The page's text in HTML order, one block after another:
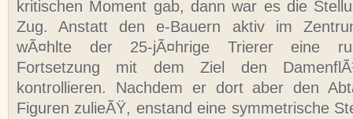
kritischen Moment gab, dann war es die
Zug. Anstatt den e-Bauern aktiv im
wÃ¤hlte der 25-jÃ¤hrige Trierer eine
Fortsetzung mit dem Ziel den
kontrollieren. Nachdem er dort aber den
Figuren zulieÃŸ, enstand eine symmetrische